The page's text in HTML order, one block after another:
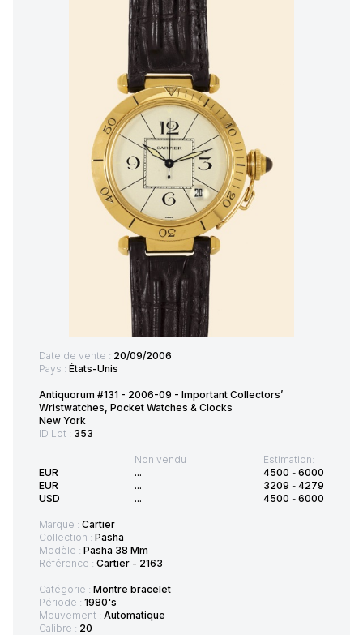
Date de vente : 20/09/2006
Pays : États-Unis
Antiquorum #131 - 2006-09 - Important Collectors’
Wristwatches, Pocket Watches & Clocks
New York
ID Lot : 353
EUR
EUR
USD
Non vendu
...
...
...
Estimation:
4500 - 6000
3209 - 4279
4500 - 6000
Marque : Cartier
Collection : Pasha
Modèle : Pasha 38 Mm
Référence : Cartier - 2163
Catégorie : Montre bracelet
Période : 1980's
Mouvement : Automatique
Calibre : 20